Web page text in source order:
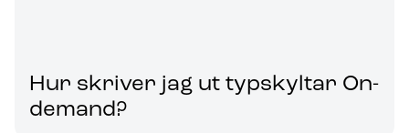
Hur skriver jag ut typskyltar On-
demand?